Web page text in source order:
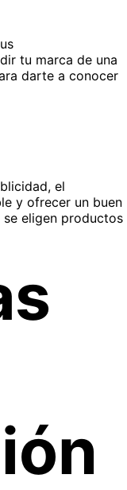
tu marca de una
darte a conocer
el
y ofrecer un buen
eligen productos